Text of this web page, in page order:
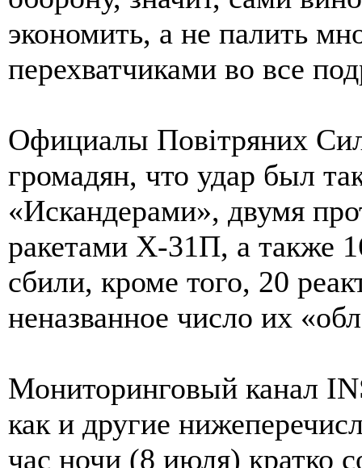
экономить, а не палить
перехватчиками во все
Официалы Повiтряних
громадян, что удар был
«Искандерами», двумя
ракетами Х-31П, а также
сбили, кроме того, 20
неназванное число их
Мониторинговый канал
как и другие
час ночи (8 июля) кратко